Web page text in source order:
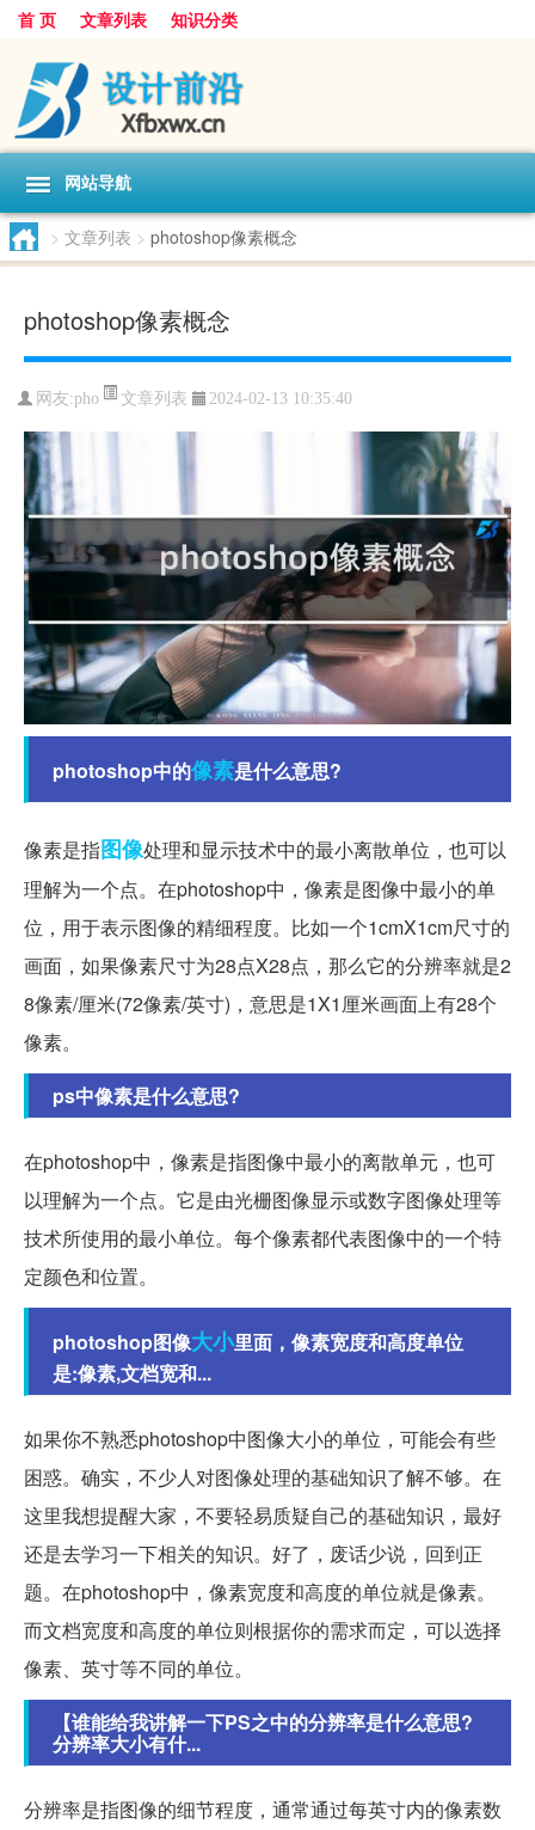
首 页 文章列表 知识分类
网站导航
> 文章列表 > photoshop像素概念
photoshop像素概念
网友:pho 文章列表 2024-02-13 10:35:40
photoshop中的像素是什么意思?
像素是指图像处理和显示技术中的最小离散单位，也可以
理解为一个点。在photoshop中，像素是图像中最小的单
位，用于表示图像的精细程度。比如一个1cmX1cm尺寸的
画面，如果像素尺寸为28点X28点，那么它的分辨率就是2
8像素/厘米(72像素/英寸)，意思是1X1厘米画面上有28个
像素。
ps中像素是什么意思?
在photoshop中，像素是指图像中最小的离散单元，也可
以理解为一个点。它是由光栅图像显示或数字图像处理等
技术所使用的最小单位。每个像素都代表图像中的一个特
定颜色和位置。
photoshop图像大小里面，像素宽度和高度单位
是:像素,文档宽和...
如果你不熟悉photoshop中图像大小的单位，可能会有些
困惑。确实，不少人对图像处理的基础知识了解不够。在
这里我想提醒大家，不要轻易质疑自己的基础知识，最好
还是去学习一下相关的知识。好了，废话少说，回到正
题。在photoshop中，像素宽度和高度的单位就是像素。
而文档宽度和高度的单位则根据你的需求而定，可以选择
像素、英寸等不同的单位。
【谁能给我讲解一下PS之中的分辨率是什么意思?
分辨率大小有什...
分辨率是指图像的细节程度，通常通过每英寸内的像素数